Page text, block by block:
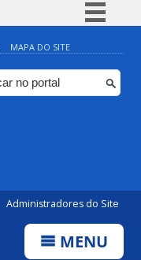
Simplifique!
Comunica BR
Participe
MAPA DO SITE
Administradores do Site
MENU